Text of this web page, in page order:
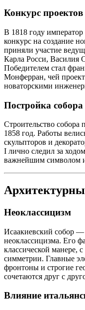
Конкурс проектов
В 1818 году
конкурс на создание
приняли участие
Карла Росси, Василия
Победителем стал
Монферран, чей
новаторскими
Постройка собора
Строительство
1858 год. Работы
скульпторов и
I лично следил за
важнейшим символом
Неоклассицизм
Исаакиевский собор —
неоклассицизма. Его
классической манере,
симметрии. Главные
фронтоны и строгие
сочетаются друг с
Влияние